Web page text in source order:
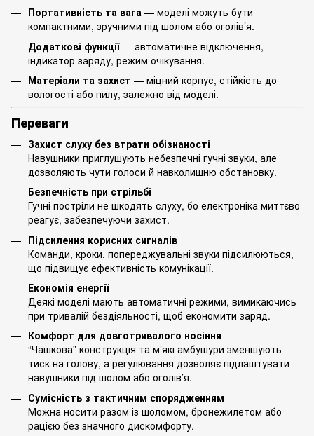
Портативність та вага — моделі можуть бути
компактними, зручними під шолом або оголів’я.
Додаткові функції— автоматичне відключення,
індикатор заряду, режим очікування.
Матеріали та захист — міцний корпус, стійкість до
вологості або пилу, залежно від моделі.
Переваги
Захист слуху без втрати обізнаності
Навушники приглушують небезпечні гучні звуки, але
дозволяють чути голоси й навколишню обстановку.
Безпечність при стрільбі
Гучні постріли не шкодять слуху, бо електроніка миттєво
реагує, забезпечуючи захист.
Підсилення корисних сигналів
Команди, кроки, попереджувальні звуки підсилюються,
що підвищує ефективність комунікації.
Економія енергії
Деякі моделі мають автоматичні режими, вимикаючись
при тривалій бездіяльності, щоб економити заряд.
Комфорт для довготривалого носіння
“Чашкова” конструкція та м’які амбушури зменшують
тиск на голову, а регулювання дозволяє підлаштувати
навушники під шолом або оголів’я.
Сумісність з тактичним спорядженням
Можна носити разом із шоломом, бронежилетом або
рацією без значного дискомфорту.